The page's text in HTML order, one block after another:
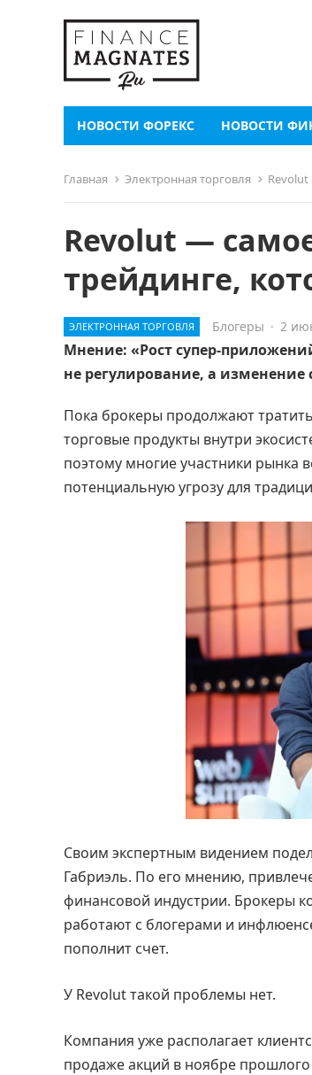
НОВОСТИ ФОРЕКС НОВОСТИ
Главная Электронная торговля Revolut
Revolut —
трейдинге,
ЭЛЕКТРОННАЯ ТОРГОВЛЯ Блогеры · 2
Мнение: «Рост супер-
не регулирование, а
Пока брокеры продолжают
торговые продукты внутри
поэтому многие участники рынка
потенциальную угрозу для
Своим экспертным видением
Габриэль. По его мнению,
финансовой индустрии. Брокеры
работают с блогерами и
пополнит счет.
У Revolut такой проблемы нет.
Компания уже располагает
продаже акций в ноябре